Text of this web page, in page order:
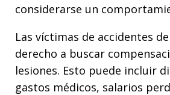
considerarse un
Las víctimas de accidentes
derecho a buscar
lesiones. Esto puede incluir
gastos médicos, salarios